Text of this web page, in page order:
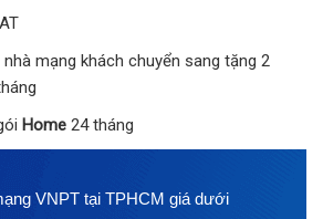
mạng khách chuyển sang tặng 2
Home 24 tháng
VNPT tại TPHCM giá dưới